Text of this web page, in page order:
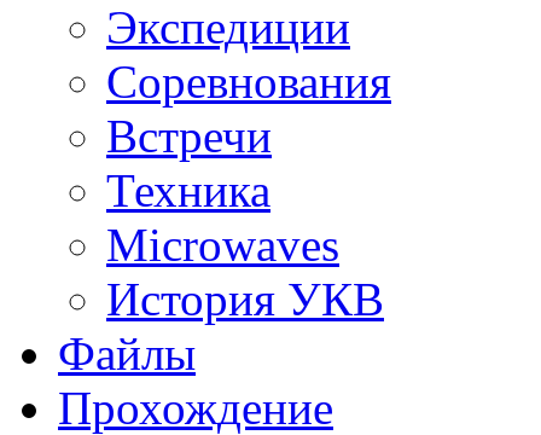
Экспедиции
Соревнования
Встречи
Техника
Microwaves
История УКВ
Файлы
Прохождение